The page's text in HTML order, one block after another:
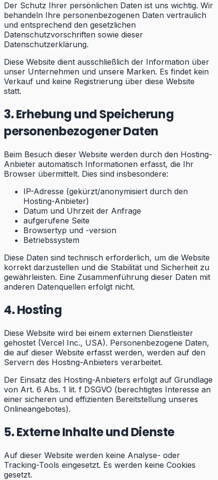
Der Schutz Ihrer persönlichen Daten ist uns wichtig. Wir
behandeln Ihre personenbezogenen Daten vertraulich
und entsprechend den gesetzlichen
Datenschutzvorschriften sowie dieser
Datenschutzerklärung.
Diese Website dient ausschließlich der Information über
unser Unternehmen und unsere Marken. Es findet kein
Verkauf und keine Registrierung über diese Website
statt.
3. Erhebung und Speicherung
personenbezogener Daten
Beim Besuch dieser Website werden durch den Hosting-
Anbieter automatisch Informationen erfasst, die Ihr
Browser übermittelt. Dies sind insbesondere:
IP-Adresse (gekürzt/anonymisiert durch den
Hosting-Anbieter)
Datum und Uhrzeit der Anfrage
aufgerufene Seite
Browsertyp und -version
Betriebssystem
Diese Daten sind technisch erforderlich, um die Website
korrekt darzustellen und die Stabilität und Sicherheit zu
gewährleisten. Eine Zusammenführung dieser Daten mit
anderen Datenquellen erfolgt nicht.
4. Hosting
Diese Website wird bei einem externen Dienstleister
gehostet (Vercel Inc., USA). Personenbezogene Daten,
die auf dieser Website erfasst werden, werden auf den
Servern des Hosting-Anbieters verarbeitet.
Der Einsatz des Hosting-Anbieters erfolgt auf Grundlage
von Art. 6 Abs. 1 lit. f DSGVO (berechtigtes Interesse an
einer sicheren und effizienten Bereitstellung unseres
Onlineangebotes).
5. Externe Inhalte und Dienste
Auf dieser Website werden keine Analyse- oder
Tracking-Tools eingesetzt. Es werden keine Cookies
gesetzt.